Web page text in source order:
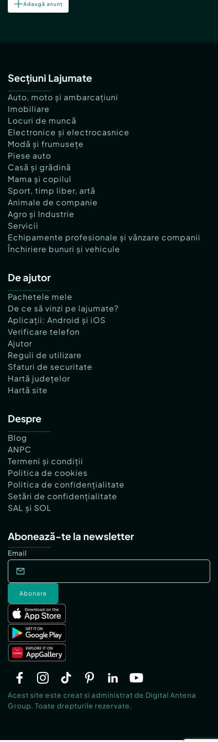
Adaugă anunț
Secțiuni Lajumate
Auto, moto și ambarcațiuni
Imobiliare
Locuri de muncă
Electronice și electrocasnice
Modă și frumusețe
Piese auto
Casă și grădină
Mama și copilul
Sport, timp liber, artă
Animale de companie
Agro și Industrie
Servicii
Echipamente profesionale și vânzare companii
Închiriere bunuri și vehicule
De ajutor
Pachetele mele
De ce să vinzi pe lajumate?
Aplicații: Android și iOS
Verificare telefon
Ajutor
Reguli de utilizare
Sfaturi de securitate
Hartă județelor
Hartă site
Despre
Blog
ANPC
Termeni și condiții
Politica de cookies
Politica de confidențialitate
Setări de confidențialitate
SAL și SOL
Abonează-te la newsletter
Email
Abonare
Acest site este creat si administrat de Digital Antena
Group. Toate drepturile rezervate.